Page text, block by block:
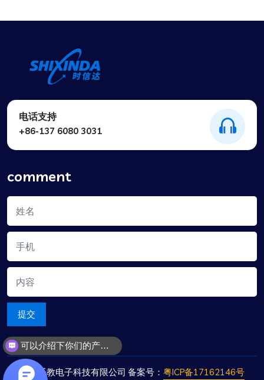
电话支持
+86-137 6080 3031
comment
提交
广州乐教电子科技有限公司 备案号： 粤ICP备17162146号
你们是怎么收费的呢？